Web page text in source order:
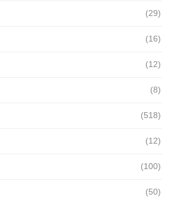
(29)
(16)
(12)
(8)
(518)
(12)
(100)
(50)